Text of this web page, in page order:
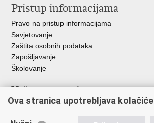
Pristup informacijama
Pravo na pristup informacijama
Savjetovanje
Zaštita osobnih podataka
Zapošljavanje
Školovanje
Važne poveznice
Ministarstvo unutarnjih poslova
Ova stranica upotrebljava kolačiće